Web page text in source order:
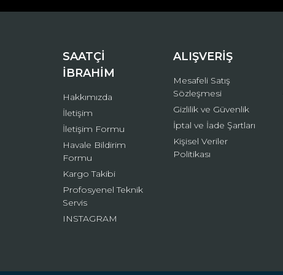
Bu ürüne benzer farklı alternatifler olmalı.
SAATÇİ
İBRAHİM
Hakkımızda
İletişim
İletişim Formu
Havale Bildirim
Formu
Kargo Takibi
Profosyenel Teknik
Servis
INSTAGRAM
ALIŞVERİŞ
Mesafeli Satış
Sözleşmesi
Gizlilik ve Güvenlik
İptal ve İade Şartları
Kişisel Veriler
Politikası